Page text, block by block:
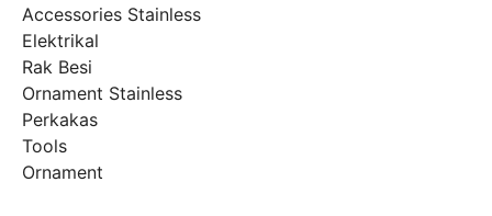
Accessories Stainless
Elektrikal
Rak Besi
Ornament Stainless
Perkakas
Tools
Ornament